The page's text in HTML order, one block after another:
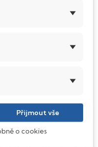
(Solid State Drive)
méně náchylný
Přijmout vše
o cookies